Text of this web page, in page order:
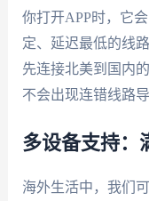
你打开APP时，它
定、延迟最低的线
先连接北美到国内
不会出现连错线路导
多设备支持：
海外生活中，我们